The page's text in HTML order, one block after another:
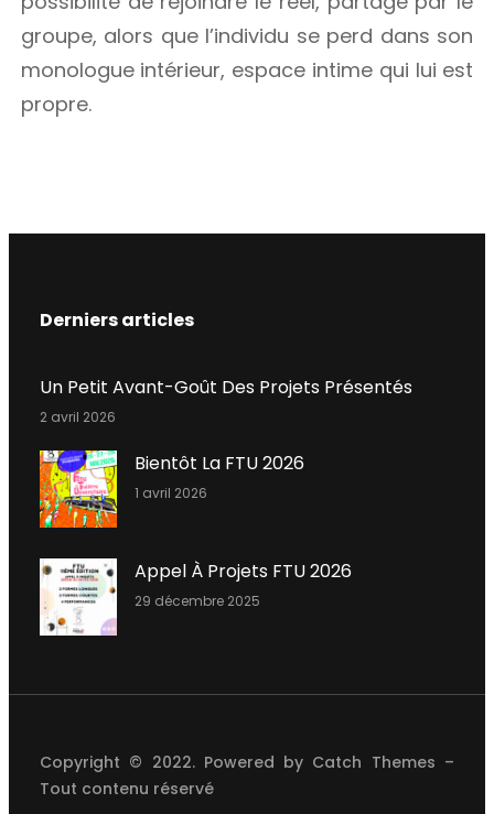
groupe, alors que l’individu se perd dans son
monologue intérieur, espace intime qui lui est
propre.
Derniers articles
Un Petit Avant-Goût Des Projets Présentés
2 avril 2026
Bientôt La FTU 2026
1 avril 2026
Appel À Projets FTU 2026
29 décembre 2025
Copyright © 2022. Powered by Catch Themes –
Tout contenu réservé